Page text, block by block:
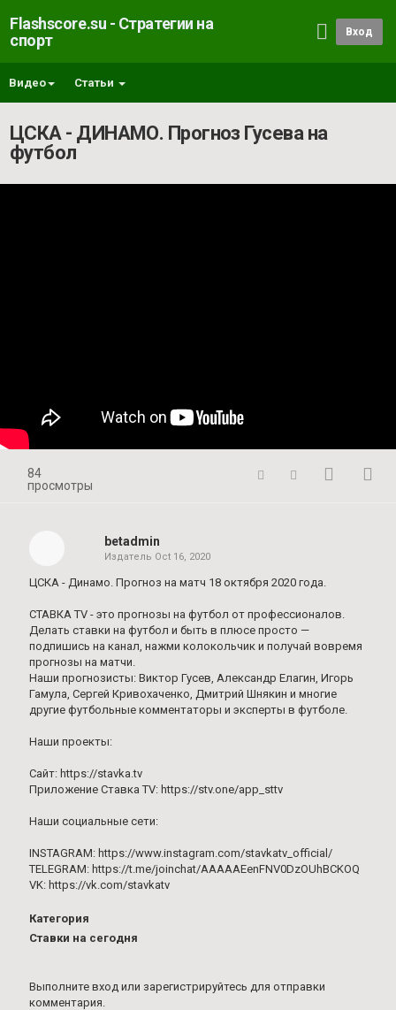
Flashscore.su - Стратегии на
спорт
Вход
Видео Статьи
ЦСКА - ДИНАМО. Прогноз Гусева на
футбол
84
просмотры
betadmin
Издатель Oct 16, 2020
ЦСКА - Динамо. Прогноз на матч 18 октября 2020 года.
СТАВКА TV - это прогнозы на футбол от профессионалов.
Делать ставки на футбол и быть в плюсе просто —
подпишись на канал, нажми колокольчик и получай вовремя
прогнозы на матчи.
Наши прогнозисты: Виктор Гусев, Александр Елагин, Игорь
Гамула, Сергей Кривохаченко, Дмитрий Шнякин и многие
другие футбольные комментаторы и эксперты в футболе.
Наши проекты:
Сайт: https://stavka.tv
Приложение Ставка TV: https://stv.one/app_sttv
Наши социальные сети:
INSTAGRAM: https://www.instagram.com/stavkatv_official/
TELEGRAM: https://t.me/joinchat/AAAAAEenFNV0DzOUhBCKOQ
VK: https://vk.com/stavkatv
Категория
Ставки на сегодня
Выполните вход или зарегистрируйтесь для отправки
комментария.